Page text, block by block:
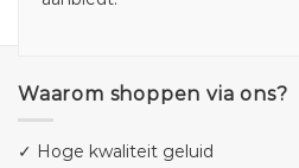
Waarom shoppen via ons?
✓ Hoge kwaliteit geluid